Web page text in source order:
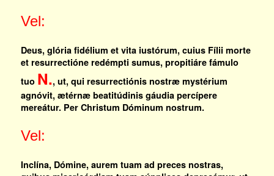
Vel:
Deus, glória fidélium et vita iustórum, cuius Fílii morte
et resurrectióne redémpti sumus, propitiáre fámulo
tuo N., ut, qui resurrectiónis nostræ mystérium
agnóvit, ætérnæ beatitúdinis gáudia percípere
mereátur. Per Christum Dóminum nostrum.
Vel:
Inclína, Dómine, aurem tuam ad preces nostras,